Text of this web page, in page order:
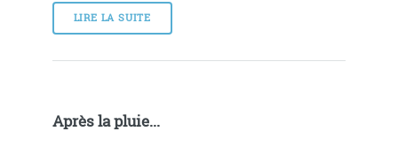
LIRE LA SUITE
Après la pluie...